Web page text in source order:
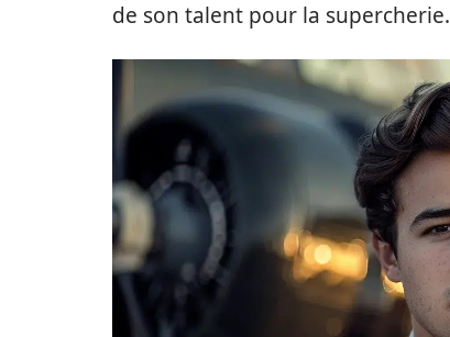
de son talent pour la supercherie.